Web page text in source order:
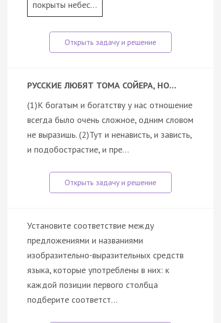
покрыты небес…
РУССКИЕ ЛЮБЯТ ТОМА СОЙЕРА, НО…
(1)К богатым и богатству у нас отношение
всегда было очень сложное, одним словом
не выразишь. (2)Тут и ненависть, и зависть,
и подобострастие, и пре…
Установите соответствие между
предложениями и названиями
изобразительно-выразительных средств
языка, которые употреблены в них: к
каждой позиции первого столбца
подберите соответст…